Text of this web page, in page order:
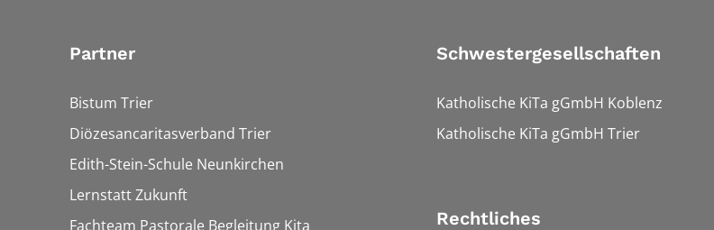
Partner
Bistum Trier
Diözesancaritasverband Trier
Edith-Stein-Schule Neunkirchen
Lernstatt Zukunft
Fachteam Pastorale Begleitung Kita
Schwestergesellschaften
Katholische KiTa gGmbH Koblenz
Katholische KiTa gGmbH Trier
Rechtliches